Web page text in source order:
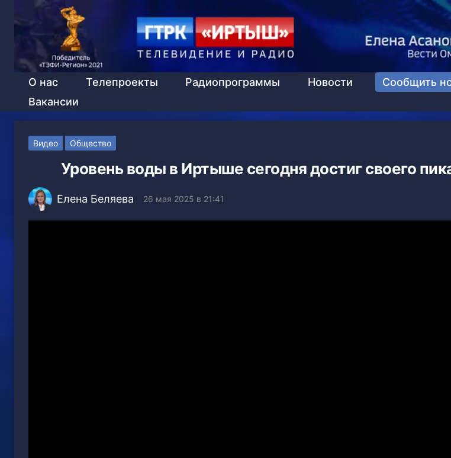
О нас Телепроекты Радиопрограммы Новости Сообщить
Вакансии
Видео Общество
Уровень воды в Иртыше сегодня достиг своего
Елена Беляева 26 мая 2025 в 21:41